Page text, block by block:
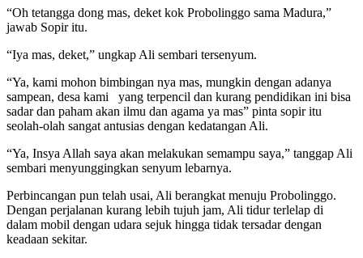
“Oh tetangga dong mas, deket kok Probolinggo sama Madura,”
jawab Sopir itu.
“Iya mas, deket,” ungkap Ali sembari tersenyum.
“Ya, kami mohon bimbingan nya mas, mungkin dengan adanya
sampean, desa kami yang terpencil dan kurang pendidikan ini bisa
sadar dan paham akan ilmu dan agama ya mas” pinta sopir itu
seolah-olah sangat antusias dengan kedatangan Ali.
“Ya, Insya Allah saya akan melakukan semampu saya,” tanggap Ali
sembari menyunggingkan senyum lebarnya.
Perbincangan pun telah usai, Ali berangkat menuju Probolinggo.
Dengan perjalanan kurang lebih tujuh jam, Ali tidur terlelap di
dalam mobil dengan udara sejuk hingga tidak tersadar dengan
keadaan sekitar.